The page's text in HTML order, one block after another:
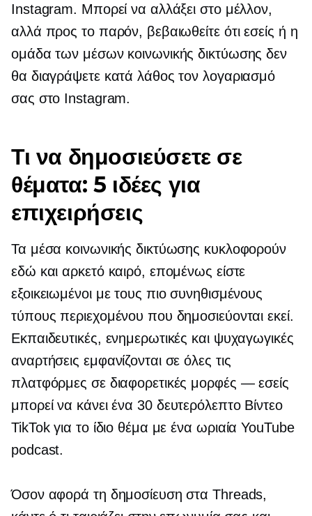
Instagram. Μπορεί να αλλάξει στο μέλλον,
αλλά προς το παρόν, βεβαιωθείτε ότι εσείς ή η
ομάδα των μέσων κοινωνικής δικτύωσης δεν
θα διαγράψετε κατά λάθος τον λογαριασμό
σας στο Instagram.
Τι να δημοσιεύσετε σε
θέματα: 5 ιδέες για
επιχειρήσεις
Τα μέσα κοινωνικής δικτύωσης κυκλοφορούν
εδώ και αρκετό καιρό, επομένως είστε
εξοικειωμένοι με τους πιο συνηθισμένους
τύπους περιεχομένου που δημοσιεύονται εκεί.
Εκπαιδευτικές, ενημερωτικές και ψυχαγωγικές
αναρτήσεις εμφανίζονται σε όλες τις
πλατφόρμες σε διαφορετικές μορφές — εσείς
μπορεί να κάνει ένα 30 δευτερόλεπτοΒίντεο
TikTok για το ίδιο θέμα με ένα ωριαία YouTube
podcast.
Όσον αφορά τη δημοσίευση στα Threads,